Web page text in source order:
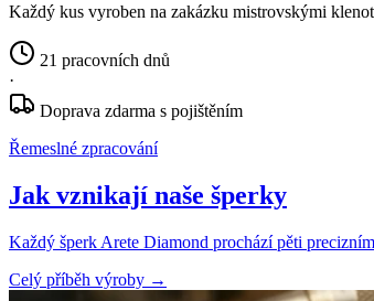
Každý kus vyroben na zakázku mistrovskými
21 pracovních dnů
·
Doprava zdarma s pojištěním
Řemeslné zpracování
Jak vznikají naše šperky
Každý šperk Arete Diamond prochází pěti
Celý příběh výroby →